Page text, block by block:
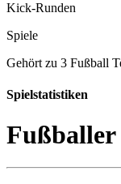
Kick-Runden
Spiele
Gehört zu 3 Fußball
Spielstatistiken
Fußballer